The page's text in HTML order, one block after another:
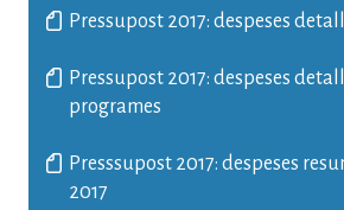
Pressupost 2017: despeses
Pressupost 2017: despeses
programes
Presssupost 2017: despeses
2017